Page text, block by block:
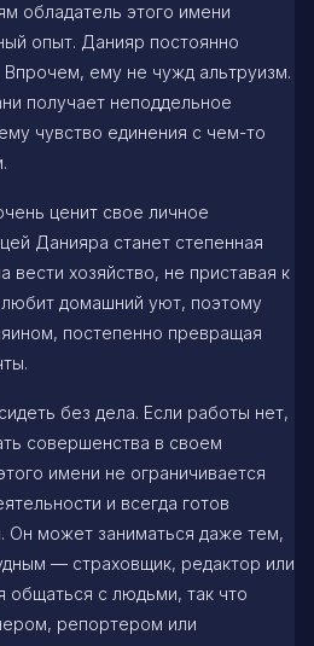
обладатель этого имени
опыт. Данияр постоянно
ему не чужд альтруизм.
получает неподдельное
чувство единения с чем-то
ценит свое личное
Данияра станет степенная
вести хозяйство, не приставая к
домашний уют, поэтому
постепенно превращая
без дела. Если работы нет,
совершенства в своем
имени не ограничивается
и всегда готов
Он может заниматься даже тем,
— страховщик, редактор или
общаться с людьми, так что
репортером или